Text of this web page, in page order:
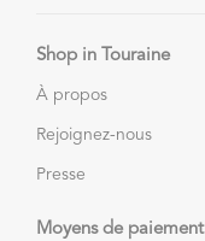
Shop in Touraine
À propos
Rejoignez-nous
Presse
Moyens de paiement